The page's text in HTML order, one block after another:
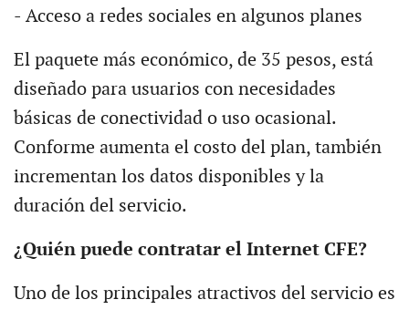
- Acceso a redes sociales en algunos planes
El paquete más económico, de 35 pesos, está
diseñado para usuarios con necesidades
básicas de conectividad o uso ocasional.
Conforme aumenta el costo del plan, también
incrementan los datos disponibles y la
duración del servicio.
¿Quién puede contratar el Internet CFE?
Uno de los principales atractivos del servicio es